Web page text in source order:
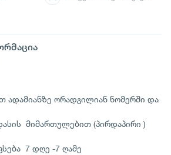
ადამიანზე ორადგილიან ნომერში და
მიმართულებით (პირდაპირი )
7 დღე -7 ღამე